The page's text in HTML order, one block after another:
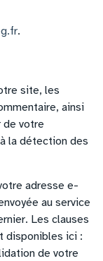
.
site, les
ainsi
de votre
la détection des
adresse e-
au service
Les clauses
disponibles ici :
de votre